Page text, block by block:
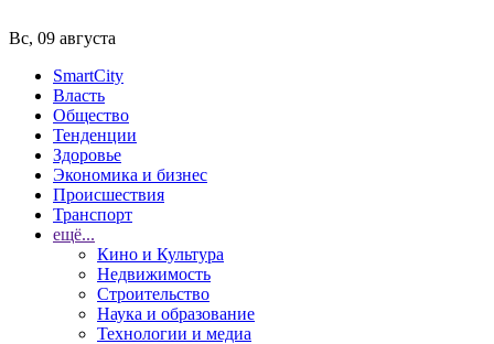
Вс, 09 августа
SmartCity
Власть
Общество
Тенденции
Здоровье
Экономика и бизнес
Происшествия
Транспорт
ещё...
Кино и Культура
Недвижимость
Строительство
Наука и образование
Технологии и медиа